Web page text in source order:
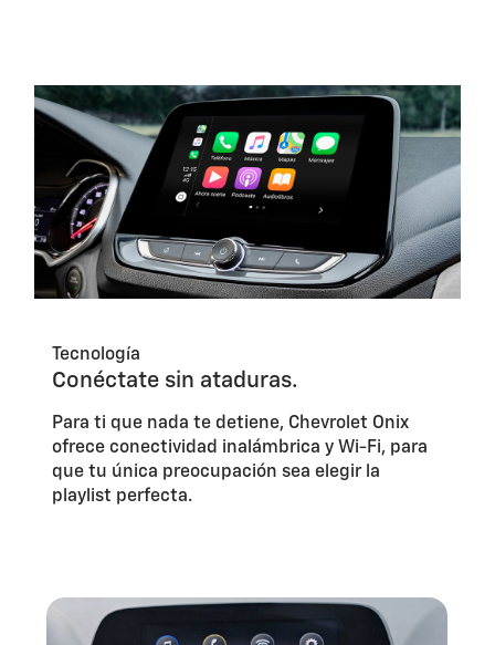
Tecnología
Conéctate sin ataduras.
Para ti que nada te detiene, Chevrolet Onix
ofrece conectividad inalámbrica y Wi-Fi, para
que tu única preocupación sea elegir la
playlist perfecta.